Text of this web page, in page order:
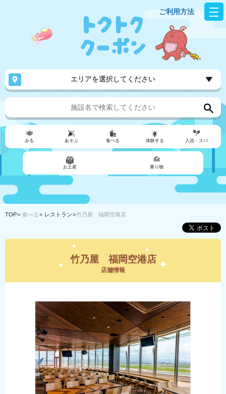
ご利用方法
エリアを選択してください
みる あそぶ 食べる 体験する 入浴・スパ
お土産 乗り物
TOP 食べる レストラン 竹乃屋 福岡空港店
竹乃屋 福岡空港店
店舗情報